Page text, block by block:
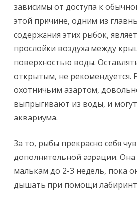
зависимы от доступа к
этой причине, одним из
содержания этих рыбок,
прослойки воздуха между
поверхностью воды.
открытым, не рекомендуется.
охотничьим азартом,
выпрыгивают из воды, и
аквариума.
За то, рыбы прекрасно себя
дополнительной аэрации.
малькам до 2-3 недель, пока
дышать при помощи